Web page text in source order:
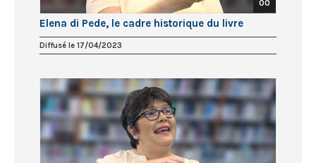
00
Elena di Pede, le cadre historique du livre
Diffusé le 17/04/2023